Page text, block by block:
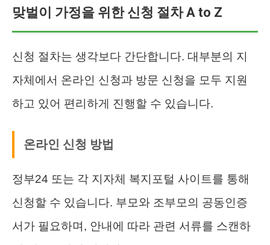
맞벌이 가정을 위한 신청 절차 A to Z
신청 절차는 생각보다 간단합니다. 대부분의 지
자체에서 온라인 신청과 방문 신청을 모두 지원
하고 있어 편리하게 진행할 수 있습니다.
온라인 신청 방법
정부24 또는 각 지자체 복지포털 사이트를 통해
신청할 수 있습니다. 부모와 조부모의 공동인증
서가 필요하며, 안내에 따라 관련 서류를 스캔하